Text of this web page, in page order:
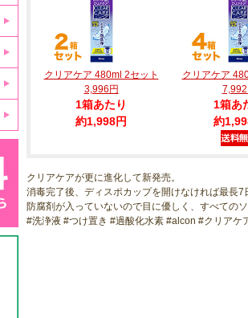
クリアケア 480ml 2セット
3,996円
1箱あたり
約1,998円
クリアケア
1箱あ
約
クリアケアが更に進化して新発売。
消毒完了後、ディスポカップを開けなければ最長7
防腐剤が入っていないので目に優しく、すべての
#洗浄液 #つけ置き #過酸化水素 #alcon #クリアケ